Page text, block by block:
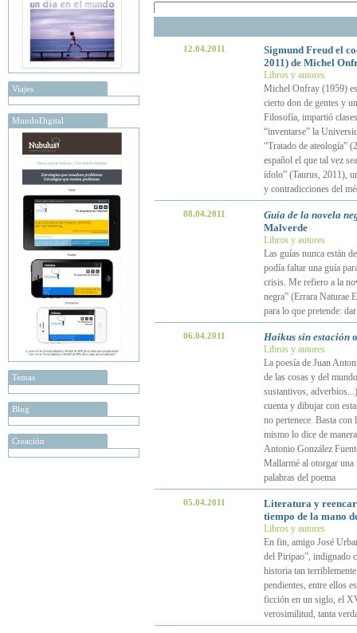
Viajes
MundoDigital
Temas
Blog
Creación
12.04.2011
Sigmund Freud el
2011) de Michel
Libros y autores
Michel Onfray (1959)
cierto don de gentes y
Filosofía, impartió
“inventarse” la
“Tratado de ateología”
español el que tal vez
ídolo” (Taurus, 2011),
y contradicciones del
08.04.2011
Guía de la novela
Malverde
Libros y autores
Las guías nunca están
podía faltar una guía
crisis. Me refiero a la
negra” (Errara Naturae
para lo que pretende:
06.04.2011 Haikus sin estacióno
Libros y autores
La poesía de Juan
de las cosas y del
sustantivos,
cuenta y dibujar con
no pertenece. Basta con
mismo lo dice de
Antonio González
Mallarmé al otorgar una
palabras del poema
05.04.2011
Literatura y
tiempo de la mano
Libros y autores
En fin, amigo José
del Piripao”, indignado
historia tan
pendientes, entre ellos
ficción en un siglo, el
verosimilitud, tanta